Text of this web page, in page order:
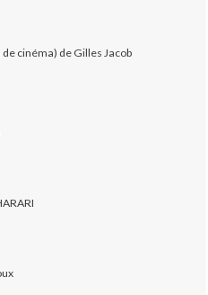
de cinéma) de Gilles Jacob